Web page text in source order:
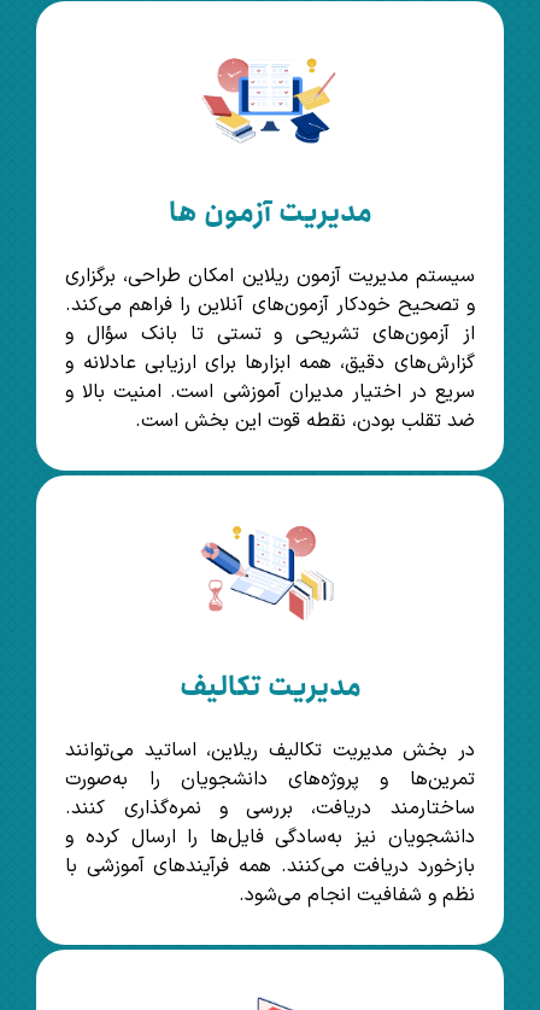
مدیریت آزمون ها
سیستم مدیریت آزمون ریلاین امکان طراحی، برگزاری
و تصحیح خودکار آزمون‌های آنلاین را فراهم می‌کند.
از آزمون‌های تشریحی و تستی تا بانک سؤال و
گزارش‌های دقیق، همه ابزارها برای ارزیابی عادلانه و
سریع در اختیار مدیران آموزشی است. امنیت بالا و
ضد تقلب بودن، نقطه قوت این بخش است.
مدیریت تکالیف
در بخش مدیریت تکالیف ریلاین، اساتید می‌توانند
تمرین‌ها و پروژه‌های دانشجویان را به‌صورت
ساختارمند دریافت، بررسی و نمره‌گذاری کنند.
دانشجویان نیز به‌سادگی فایل‌ها را ارسال کرده و
بازخورد دریافت می‌کنند. همه فرآیندهای آموزشی با
نظم و شفافیت انجام می‌شود.